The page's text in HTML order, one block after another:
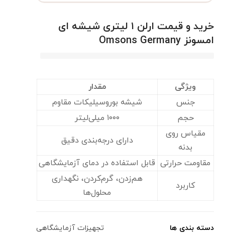
خرید و قیمت ارلن ۱ لیتری شیشه ای
امسونز Omsons Germany
ویژگی
مقدار
جنس
شیشه بوروسیلیکات مقاوم
حجم
۱۰۰۰ میلی‌لیتر
مقیاس روی
بدنه
دارای درجه‌بندی دقیق
مقاومت حرارتی قابل استفاده در دمای آزمایشگاهی
کاربرد
هم‌زدن، گرم‌کردن، نگهداری
محلول‌ها
دسته بندی ها تجهیزات آزمایشگاهی